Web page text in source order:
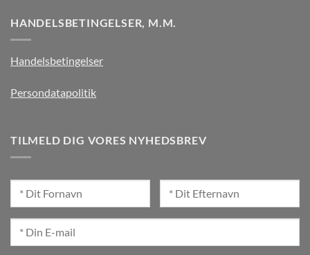
HANDELSBETINGELSER, M.M.
Handelsbetingelser
Persondatapolitik
TILMELD DIG VORES NYHEDSBREV